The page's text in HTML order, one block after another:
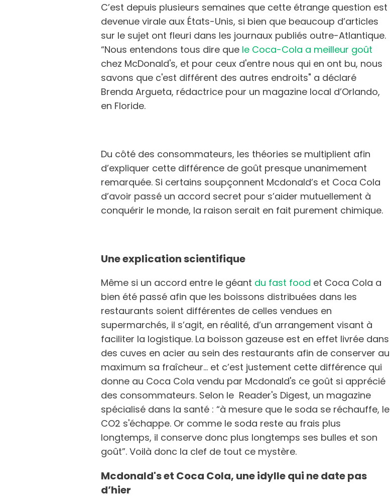
C’est depuis plusieurs semaines que cette étrange question est
devenue virale aux États-Unis, si bien que beaucoup d’articles
sur le sujet ont fleuri dans les journaux publiés outre-Atlantique.
“Nous entendons tous dire que le Coca-Cola a meilleur goût
chez McDonald's, et pour ceux d'entre nous qui en ont bu, nous
savons que c'est différent des autres endroits" a déclaré
Brenda Argueta, rédactrice pour un magazine local d’Orlando,
en Floride.
Du côté des consommateurs, les théories se multiplient afin
d’expliquer cette différence de goût presque unanimement
remarquée. Si certains soupçonnent Mcdonald’s et Coca Cola
d’avoir passé un accord secret pour s’aider mutuellement à
conquérir le monde, la raison serait en fait purement chimique.
Une explication scientifique
Même si un accord entre le géant du fast food et Coca Cola a
bien été passé afin que les boissons distribuées dans les
restaurants soient différentes de celles vendues en
supermarchés, il s’agit, en réalité, d’un arrangement visant à
faciliter la logistique. La boisson gazeuse est en effet livrée dans
des cuves en acier au sein des restaurants afin de conserver au
maximum sa fraîcheur… et c’est justement cette différence qui
donne au Coca Cola vendu par Mcdonald's ce goût si apprécié
des consommateurs. Selon le Reader's Digest, un magazine
spécialisé dans la santé : “à mesure que le soda se réchauffe, le
CO2 s'échappe. Or comme le soda reste au frais plus
longtemps, il conserve donc plus longtemps ses bulles et son
goût”. Voilà donc la clef de tout ce mystère.
Mcdonald's et Coca Cola, une idylle qui ne date pas
d’hier